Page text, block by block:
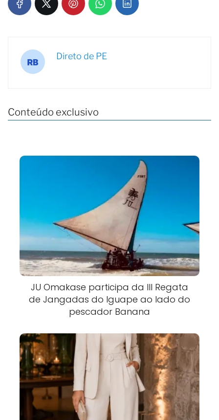
Direto de PE
Conteúdo exclusivo
JU Omakase participa da III Regata
de Jangadas do Iguape ao lado do
pescador Banana